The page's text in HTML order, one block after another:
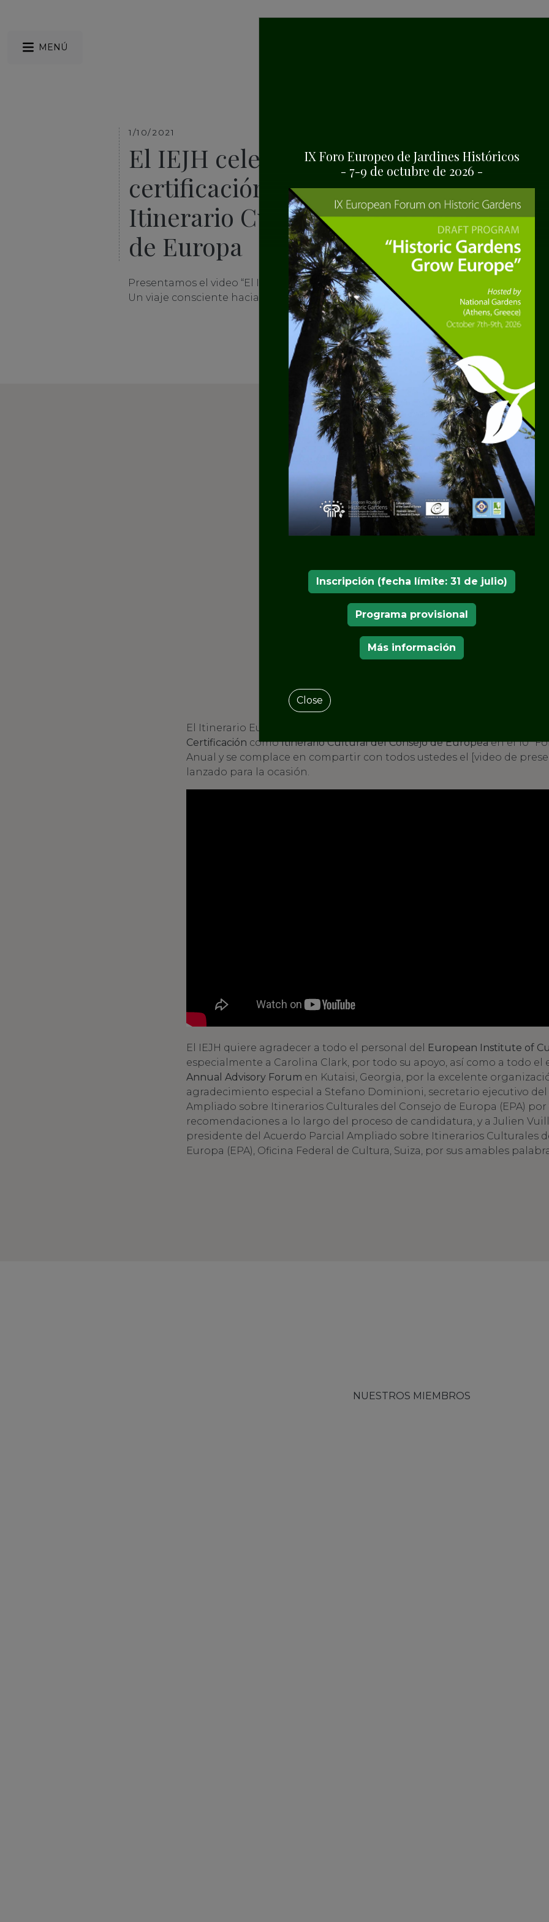
MENÚ
1/10/2021
El IEJH celebra la ceremonia de
certificación online como
Itinerario Cultural del Consejo
de Europa
Presentamos el video “El Itinerario Europeo de los Jardines Históricos:
Un viaje consciente hacia la comprensión y el cuidado”.
El Itinerario Europeo de los Jardines Históricos (IEJH) celebra la
Certificación comoItinerario Cultural del Consejo de Europeaen el 10º
Anual y se complace en compartir con todos ustedes el [video de
lanzado para la ocasión.
El IEJH quiere agradecer a todo el personal del European Institute of
especialmente a Carolina Clark, por todo su apoyo, así como a todo el
Annual Advisory Forum en Kutaisi, Georgia, por la excelente
agradecimiento especial a Stefano Dominioni, secretario ejecutivo del
Ampliado sobre Itinerarios Culturales del Consejo de Europa (EPA) por
recomendaciones a lo largo del proceso de candidatura, y a Julien
presidente del Acuerdo Parcial Ampliado sobre Itinerarios Culturales
Europa (EPA), Oficina Federal de Cultura, Suiza, por sus amables
NUESTROS MIEMBROS
IX Foro Europeo de Jardines Históricos
- 7-9 de octubre de 2026 -
Inscripción (fecha límite: 31 de julio)
Programa provisional
Más información
Close